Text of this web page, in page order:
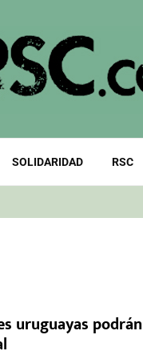
SOLIDARIDAD RSC
uruguayas podrán